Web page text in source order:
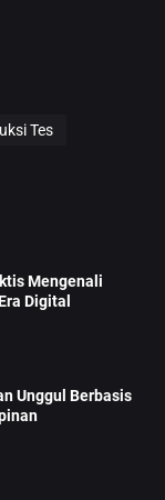
Tes
Mengenali
Digital
Unggul Berbasis